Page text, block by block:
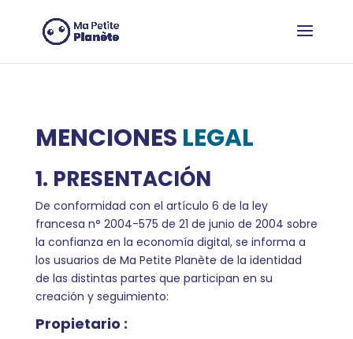
MENCIONES LEGAL
1. PRESENTACIÓN
De conformidad con el artículo 6 de la ley
francesa n° 2004-575 de 21 de junio de 2004 sobre
la confianza en la economía digital, se informa a
los usuarios de Ma Petite Planète de la identidad
de las distintas partes que participan en su
creación y seguimiento:
Propietario :